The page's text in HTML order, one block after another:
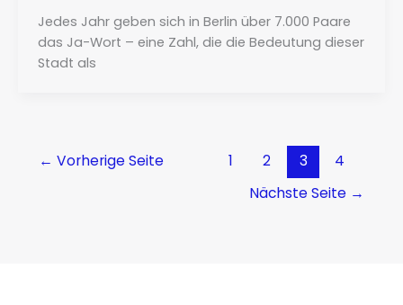
Jedes Jahr geben sich in Berlin über 7.000 Paare
das Ja-Wort – eine Zahl, die die Bedeutung dieser
Stadt als
← Vorherige Seite 1 2 3
4
Nächste Seite →